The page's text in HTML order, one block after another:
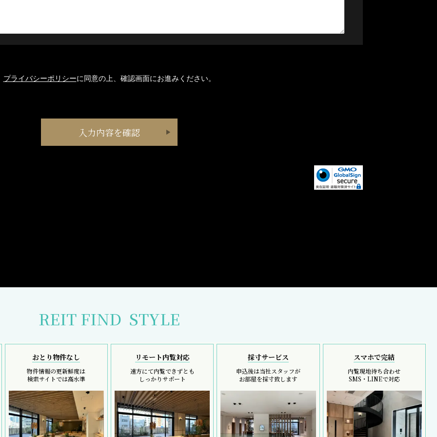
プライバシーポリシーに同意の上、確認画面にお進みください。
REIT FIND STYLE
おとり物件なし
物件情報の更新鮮度は
検索サイトでは高水準
リモート内覧対応
遠方にて内覧できずとも
しっかりサポート
採寸サービス
申込後は当社スタッフが
お部屋を採寸致します
スマホで完結
内覧現地待ち合わせ
SMS・LINEで対応